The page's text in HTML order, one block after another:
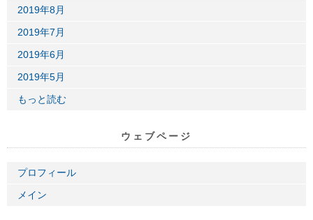
2019年8月
2019年7月
2019年6月
2019年5月
もっと読む
ウェブページ
プロフィール
メイン